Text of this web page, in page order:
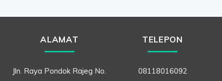
ALAMAT
Jln. Raya Pondok Rajeg No.
TELEPON
08118016092